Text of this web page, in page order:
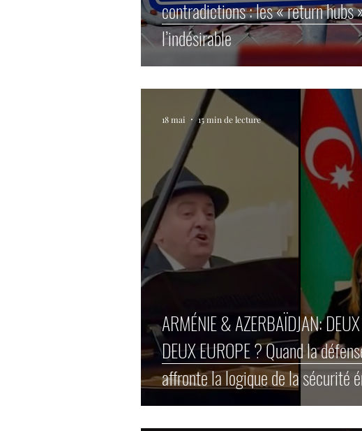
contradictions : les « return hubs
l’indésirable
ARMÉNIE & AZERBAÏDJAN:
DEUX EUROPE ? Quand la défense des valeurs
affronte la logique de la sécurité
18 mai 15 min de lecture